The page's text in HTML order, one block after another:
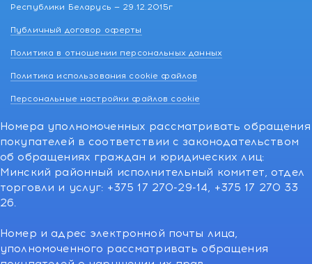
Республики Беларусь — 29.12.2015г
Публичный договор оферты
Политика в отношении персональных данных
Политика использования cookie файлов
Персональные настройки файлов cookie
Номера уполномоченных рассматривать обращения
покупателей в соответствии с законодательством
об обращениях граждан и юридических лиц:
Минский районный исполнительный комитет, отдел
торговли и услуг: +375 17 270-29-14, +375 17 270 33
26.
Номер и адрес электронной почты лица,
уполномоченного рассматривать обращения